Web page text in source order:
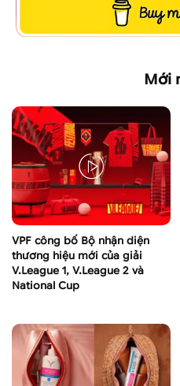
Mới
VPF công bố Bộ nhận diện
thương hiệu mới của giải
V.League 1, V.League 2 và
National Cup